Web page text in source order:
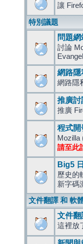
讓
特別議題
問題
討論
網路隱
網路隱
推廣討
推廣
程式開
Mozilla
請至此
Big5
歷史的
新字碼
文件翻譯 和 軟
文件翻
這裡放